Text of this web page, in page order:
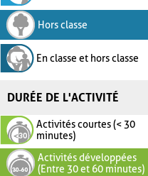
Hors classe
En classe et hors classe
DURÉE DE L'ACTIVITÉ
Activités courtes (< 30
minutes)
Activités développées
(Entre 30 et 60 minutes)